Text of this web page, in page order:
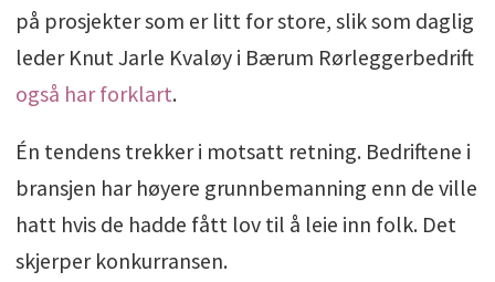
på prosjekter som er litt for store, slik som daglig
leder Knut Jarle Kvaløy i Bærum Rørleggerbedrift
også har forklart.
Én tendens trekker i motsatt retning. Bedriftene i
bransjen har høyere grunnbemanning enn de ville
hatt hvis de hadde fått lov til å leie inn folk. Det
skjerper konkurransen.